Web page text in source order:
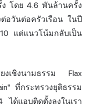
โดย 4.6 พันล้านครั้ง
วันต่อครัวเรือน ในปี
แต่แนวโน้มกลับเป็น
งเชิงนามธรรม Flax
ที่กระทรวงยุติธรรม
ด้แอบติดตั้งลงในเรา